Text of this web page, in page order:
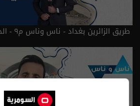
طريق الزائرين بغداد - ناس وناس م٩ - الحلقة ٩٢ | الموسم 9